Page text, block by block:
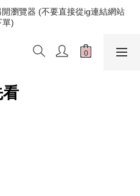
瀏覽器 (不要直接從ig連結網站
單)
瀏覽器 (不要直接從ig連結網站
單)
追蹤官方INSTAGRAM
單)